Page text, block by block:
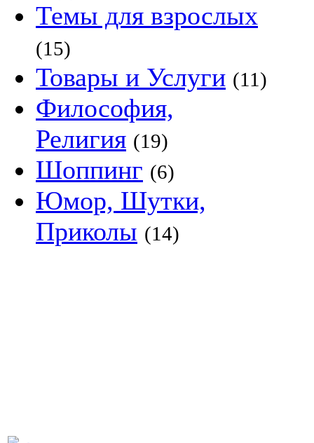
Темы для взрослых
(15)
Товары и Услуги (11)
Философия,
Религия (19)
Шоппинг (6)
Юмор, Шутки,
Приколы (14)